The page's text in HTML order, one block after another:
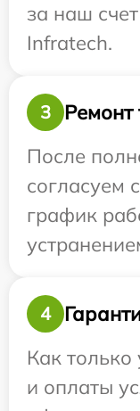
за наш
Infratech.
3
Ремонт
После
согласуем
график
4
Как только
и оплаты